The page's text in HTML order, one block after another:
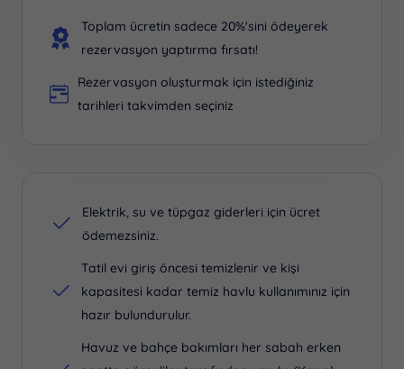
Toplam ücretin sadece 20%'sini ödeyerek
rezervasyon yaptırma fırsatı!
Rezervasyon oluşturmak için istediğiniz
tarihleri takvimden seçiniz
Elektrik, su ve tüpgaz giderleri için ücret
ödemezsiniz.
Tatil evi giriş öncesi temizlenir ve kişi
kapasitesi kadar temiz havlu kullanımınız için
hazır bulundurulur.
Havuz ve bahçe bakımları her sabah erken